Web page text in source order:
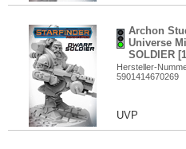
Archon
Universe
SOLDIER
Hersteller-
5901414670269
UVP